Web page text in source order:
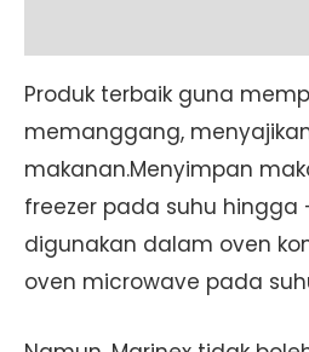
Pcs
Produk terbaik guna
memanggang,
makanan.Menyimpan
freezer pada suhu hingga
digunakan dalam oven
oven microwave pada